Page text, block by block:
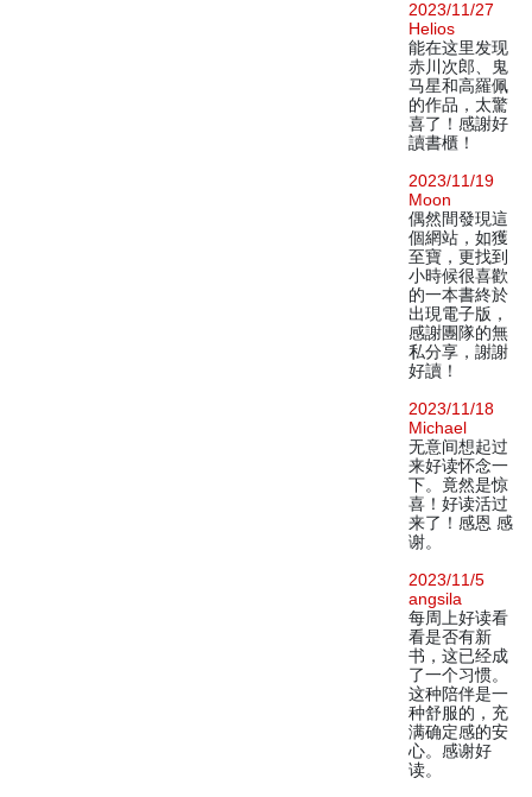
2023/11/27
Helios
能在这里发现
赤川次郎、鬼
马星和高羅佩
的作品，太驚
喜了！感謝好
讀書櫃！
2023/11/19
Moon
偶然間發現這
個網站，如獲
至寶，更找到
小時候很喜歡
的一本書終於
出現電子版，
感謝團隊的無
私分享，謝謝
好讀！
2023/11/18
Michael
无意间想起过
来好读怀念一
下。竟然是惊
喜！好读活过
来了！感恩 感
谢。
2023/11/5
angsila
每周上好读看
看是否有新
书，这已经成
了一个习惯。
这种陪伴是一
种舒服的，充
满确定感的安
心。感谢好
读。